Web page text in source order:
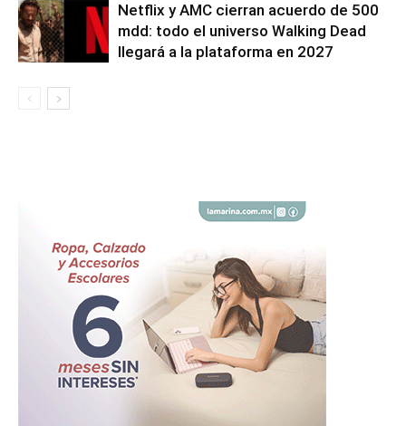
Netflix y AMC cierran acuerdo de 500
mdd: todo el universo Walking Dead
llegará a la plataforma en 2027